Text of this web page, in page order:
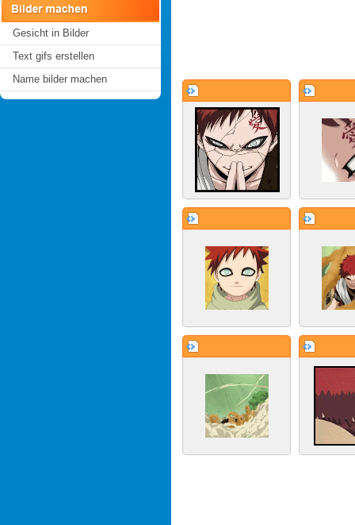
Gesicht in Bilder
Text gifs erstellen
Name bilder machen